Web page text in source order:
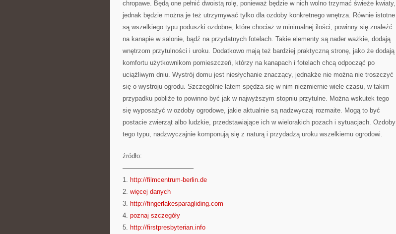
chropawe. Będą one pełnić dwoistą rolę, ponieważ będzie w nich wolno trzymać świeże kwiaty,
jednak będzie można je też utrzymywać tylko dla ozdoby konkretnego wnętrza. Równie istotne
są wszelkiego typu poduszki ozdobne, które chociaż w minimalnej ilości, powinny się znaleźć
na kanapie w salonie, bądź na przydatnych fotelach. Takie elementy są nader ważkie, dodają
wnętrzom przytulności i uroku. Dodatkowo mają też bardziej praktyczną stronę, jako że dodają
komfortu użytkownikom pomieszczeń, którzy na kanapach i fotelach chcą odpocząć po
uciążliwym dniu. Wystrój domu jest niesłychanie znaczący, jednakże nie można nie troszczyć
się o wystroju ogrodu. Szczególnie latem spędza się w nim niezmiernie wiele czasu, w takim
przypadku pobliże to powinno być jak w najwyższym stopniu przytulne. Można wskutek tego
się wyposażyć w ozdoby ogrodowe, jakie aktualnie są nadzwyczaj rozmaite. Mogą to być
postacie zwierząt albo ludzkie, przedstawiające ich w wielorakich pozach i sytuacjach. Ozdoby
tego typu, nadzwyczajnie komponują się z naturą i przydadzą uroku wszelkiemu ogrodowi.
źródło:
———————————
1. http://filmcentrum-berlin.de
2. więcej danych
3. http://fingerlakesparagliding.com
4. poznaj szczegóły
5. http://firstpresbyterian.info